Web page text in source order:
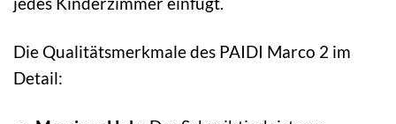
Die Qualitätsmerkmale des PAIDI Marco 2 im
Detail: